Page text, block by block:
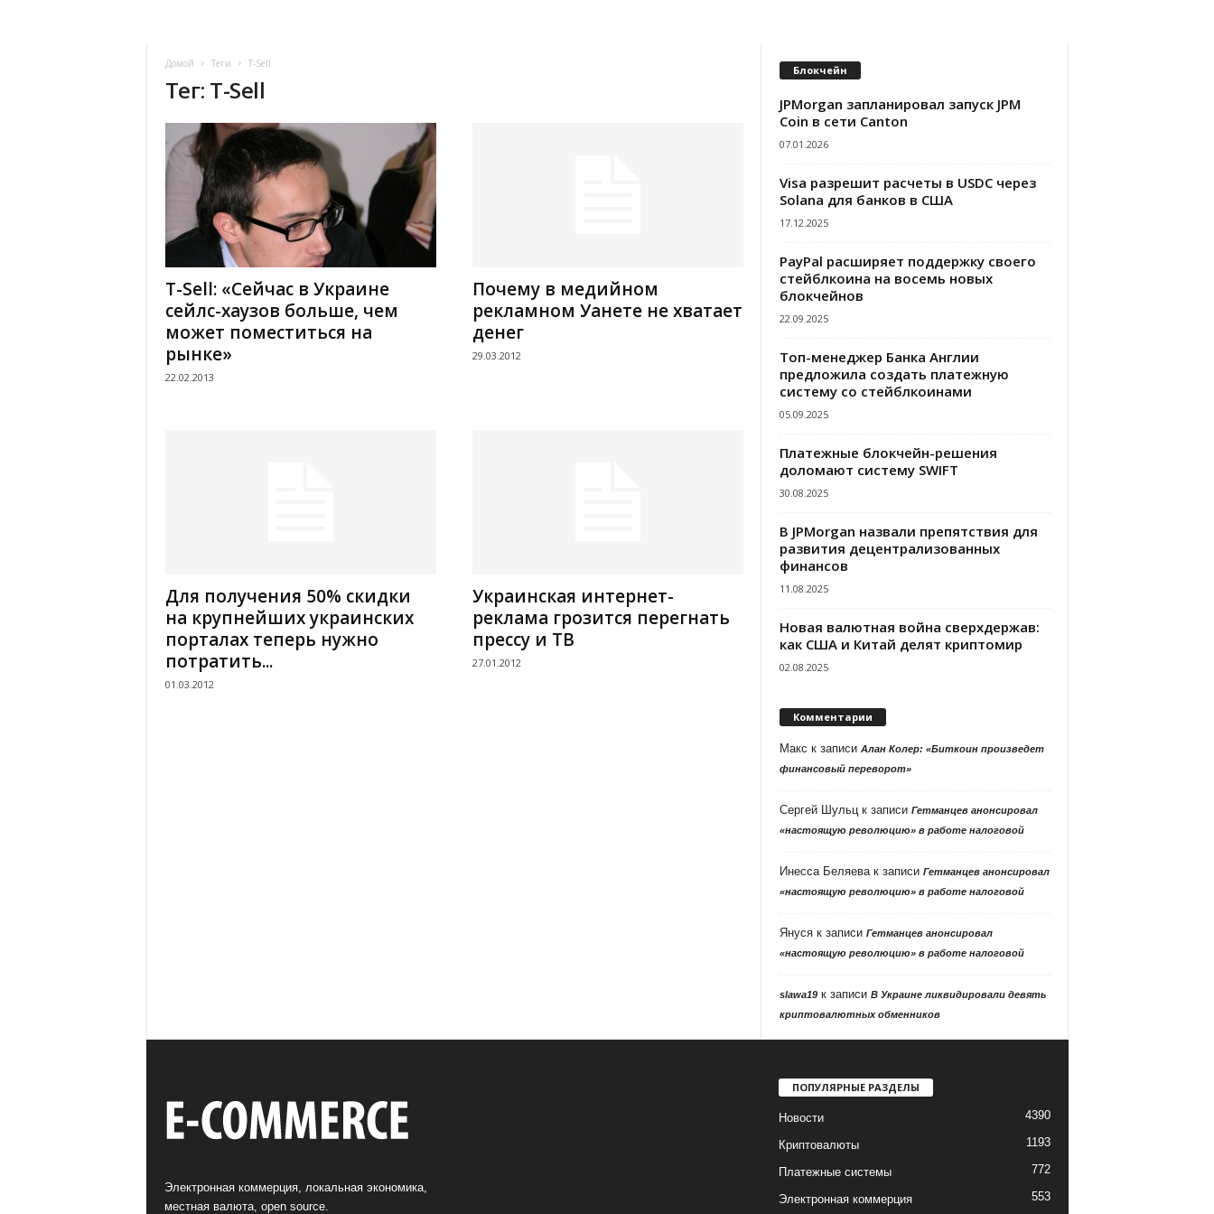
Домой Теги T-Sell
Тег: T-Sell
T-Sell: «Cейчас в Украине
сейлс-хаузов больше, чем
может поместиться на
рынке»
22.02.2013
Почему в медийном
рекламном Уанете не хватает
денег
29.03.2012
Для получения 50% скидки
на крупнейших украинских
порталах теперь нужно
потратить...
01.03.2012
Украинская интернет-
реклама грозится перегнать
прессу и ТВ
27.01.2012
Блокчейн
JPMorgan запланировал запуск JPM
Coin в сети Canton
07.01.2026
Visa разрешит расчеты в USDC через
Solana для банков в США
17.12.2025
PayPal расширяет поддержку своего
стейблкоина на восемь новых
блокчейнов
22.09.2025
Топ-менеджер Банка Англии
предложила создать платежную
систему со стейблкоинами
05.09.2025
Платежные блокчейн-решения
доломают систему SWIFT
30.08.2025
В JPMorgan назвали препятствия для
развития децентрализованных
финансов
11.08.2025
Новая валютная война сверхдержав:
как США и Китай делят криптомир
02.08.2025
Комментарии
Макс к записи Алан Колер: «Биткоин произведет
финансовый переворот»
Сергей Шульцк записи Гетманцев анонсировал
«настоящую революцию» в работе налоговой
Инесса Беляевак записи Гетманцев анонсировал
«настоящую революцию» в работе налоговой
Янусяк записи Гетманцев анонсировал
«настоящую революцию» в работе налоговой
slawa19к записи В Украине ликвидировали девять
криптовалютных обменников
Электронная коммерция, локальная экономика,
местная валюта, open source.
ПОПУЛЯРНЫЕ РАЗДЕЛЫ
Новости 4390
Криптовалюты 1193
Платежные системы 772
Электронная коммерция 553